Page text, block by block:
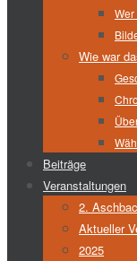
Wie war
Beiträge
Veranstaltungen
2.
Aktueller
2025